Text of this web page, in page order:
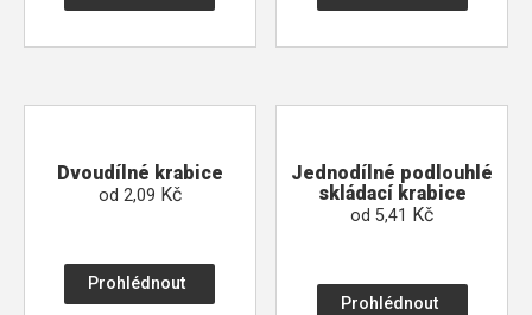
Dvoudílné krabice
od 2,09 Kč
Prohlédnout
Jednodílné podlouhlé
skládací krabice
od5,41 Kč
Prohlédnout